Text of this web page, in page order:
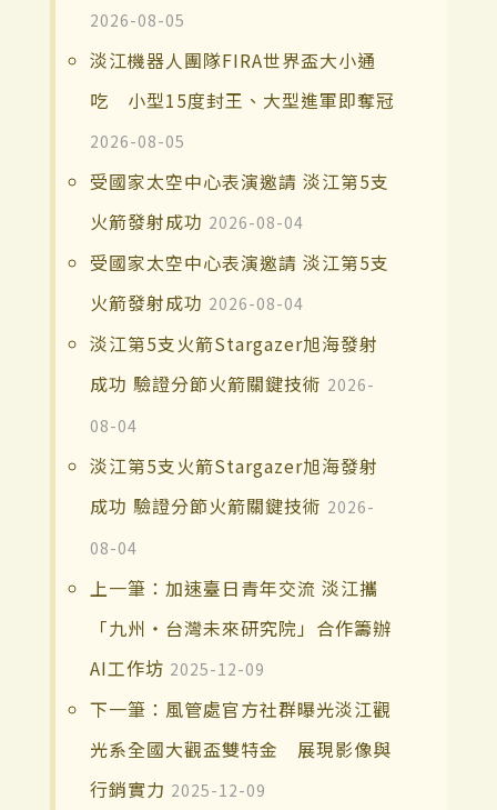
2026-08-05
淡江機器人團隊FIRA世界盃大小通
吃 小型15度封王、大型進軍即奪冠
2026-08-05
受國家太空中心表演邀請 淡江第5支
火箭發射成功 2026-08-04
受國家太空中心表演邀請 淡江第5支
火箭發射成功 2026-08-04
淡江第5支火箭Stargazer旭海發射
成功 驗證分節火箭關鍵技術 2026-
08-04
淡江第5支火箭Stargazer旭海發射
成功 驗證分節火箭關鍵技術 2026-
08-04
上一筆：加速臺日青年交流 淡江攜
「九州・台灣未來研究院」合作籌辦
AI工作坊 2025-12-09
下一筆：風管處官方社群曝光淡江觀
光系全國大觀盃雙特金 展現影像與
行銷實力 2025-12-09